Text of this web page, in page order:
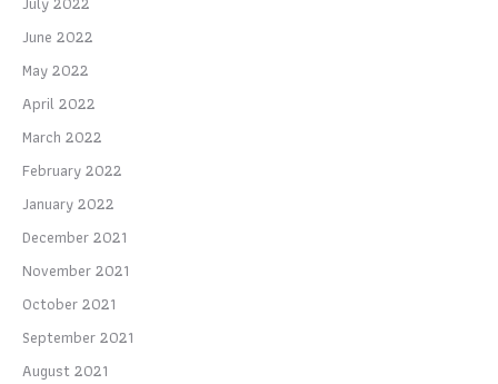
June 2022
May 2022
April 2022
March 2022
February 2022
January 2022
December 2021
November 2021
October 2021
September 2021
August 2021